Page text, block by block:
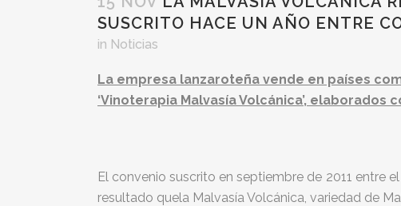
SUSCRITO HACE UN AÑO ENTRE
in Noticias
La empresa lanzaroteña vende en países
‘Vinoterapia Malvasía Volcánica’,
El convenio suscrito en septiembre de 2011 entre
resultado quela Malvasía Volcánica, variedad de